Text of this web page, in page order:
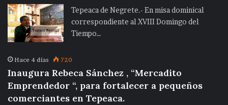
Tepeaca de Negrete.- En misa dominical
correspondiente al XVIII Domingo del
Tiempo…
Hace 4 días 720
Inaugura Rebeca Sánchez , “Mercadito
Emprendedor “, para fortalecer a pequeños
comerciantes en Tepeaca.